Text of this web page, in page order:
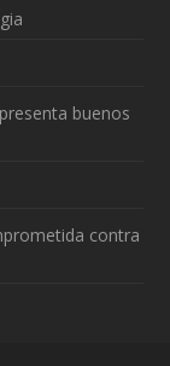
buenos
contra